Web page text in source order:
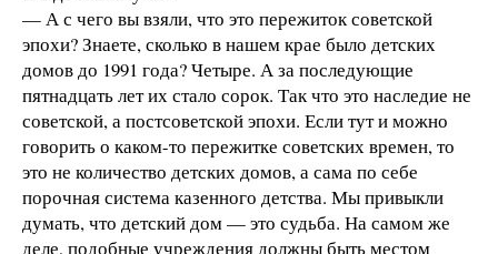
— А с чего вы взяли, что это пережиток советской
эпохи? Знаете, сколько в нашем крае было детских
домов до 1991 года? Четыре. А за последующие
пятнадцать лет их стало сорок. Так что это наследие не
советской, а постсоветской эпохи. Если тут и можно
говорить о каком-то пережитке советских времен, то
это не количество детских домов, а сама по себе
порочная система казенного детства. Мы привыкли
думать, что детский дом — это судьба. На самом же
деле, подобные учреждения должны быть местом